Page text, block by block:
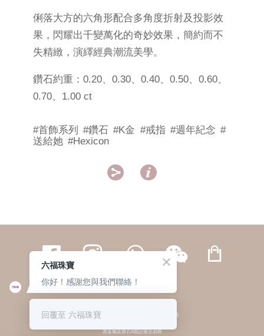
俐落大方的六角形配合多角度折射及投影效
果，閃耀出千變萬化的奇妙效果，簡約而不
失精緻，演繹經典潮流美學。
鑽石約重：0.20、0.30、0.40、0.50、0.60、
0.70、1.00 ct
#首飾系列 #鑽石 #K金 #戒指 #週年紀念 #
送給她 #Hexicon
 
繁體 | 簡体
© 六福集團 版權所有 不得轉載 私隱政策
貴金屬及寶石A類註冊交易商
六福珠寶
你好！感謝您與我們聯絡！
回覆至 六福珠寶